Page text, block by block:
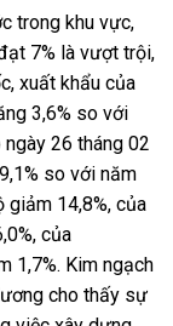
trong khu vực,
7% là vượt trội,
xuất khẩu của
3,6% so với
26 tháng 02
so với năm
giảm 14,8%, của
của
1,7%. Kim ngạch
cho thấy sự